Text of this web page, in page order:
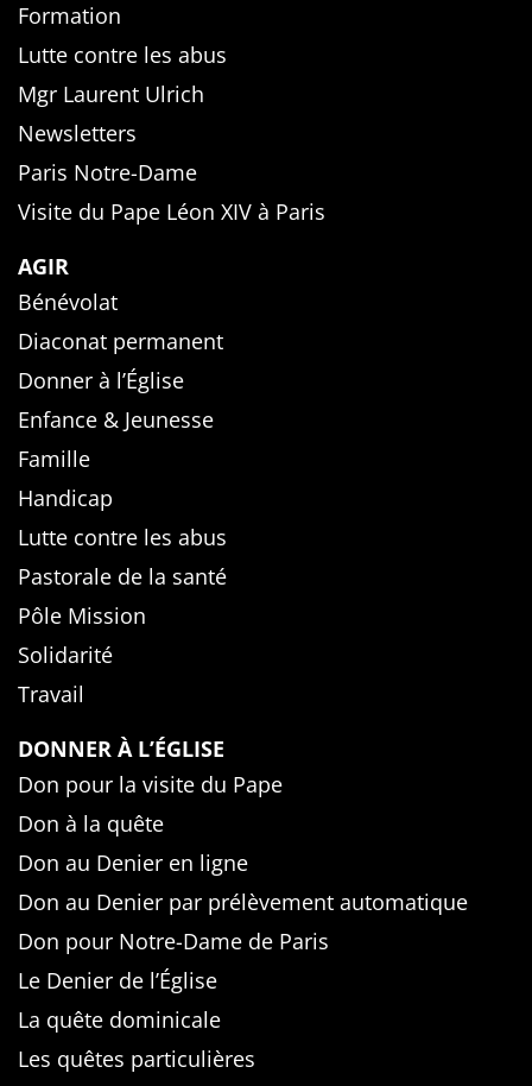
Formation
Lutte contre les abus
Mgr Laurent Ulrich
Newsletters
Paris Notre-Dame
Visite du Pape Léon XIV à Paris
AGIR
Bénévolat
Diaconat permanent
Donner à l’Église
Enfance & Jeunesse
Famille
Handicap
Lutte contre les abus
Pastorale de la santé
Pôle Mission
Solidarité
Travail
DONNER À L’ÉGLISE
Don pour la visite du Pape
Don à la quête
Don au Denier en ligne
Don au Denier par prélèvement automatique
Don pour Notre-Dame de Paris
Le Denier de l’Église
La quête dominicale
Les quêtes particulières